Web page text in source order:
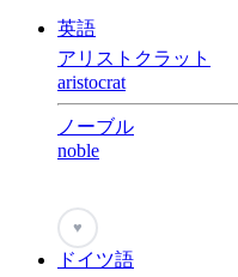
英語
アリストクラット
aristocrat
ノーブル
noble
♥
ドイツ語